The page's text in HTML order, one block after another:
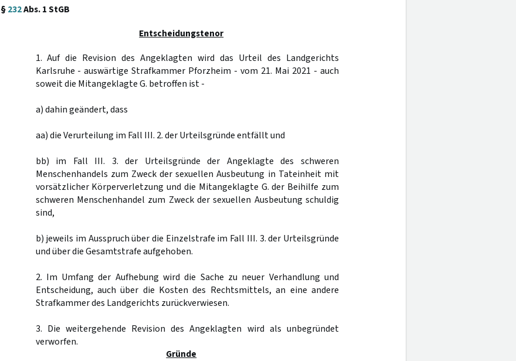
§232Abs. 1 StGB
Entscheidungstenor
1. Auf die Revision des Angeklagten wird das Urteil des Landgerichts
Karlsruhe - auswärtige Strafkammer Pforzheim - vom 21. Mai 2021 - auch
soweit die Mitangeklagte G. betroffen ist -
a) dahin geändert, dass
aa) die Verurteilung im Fall III. 2. der Urteilsgründe entfällt und
bb) im Fall III. 3. der Urteilsgründe der Angeklagte des schweren
Menschenhandels zum Zweck der sexuellen Ausbeutung in Tateinheit mit
vorsätzlicher Körperverletzung und die Mitangeklagte G. der Beihilfe zum
schweren Menschenhandel zum Zweck der sexuellen Ausbeutung schuldig
sind,
b) jeweils im Ausspruch über die Einzelstrafe im Fall III. 3. der Urteilsgründe
und über die Gesamtstrafe aufgehoben.
2. Im Umfang der Aufhebung wird die Sache zu neuer Verhandlung und
Entscheidung, auch über die Kosten des Rechtsmittels, an eine andere
Strafkammer des Landgerichts zurückverwiesen.
3. Die weitergehende Revision des Angeklagten wird als unbegründet
verworfen.
Gründe